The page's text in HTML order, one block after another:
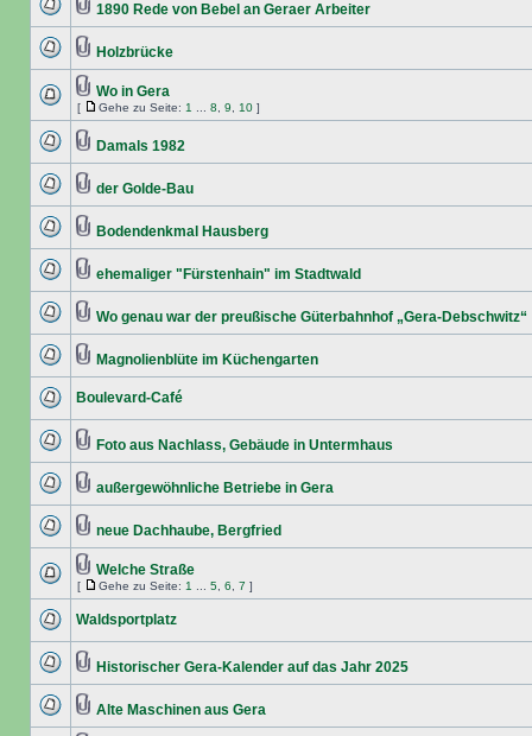
1890 Rede von Bebel an Geraer Arbeiter
Holzbrücke
Wo in Gera
[ Gehe zu Seite: 1 8 9 10 ]
Damals 1982
der Golde-Bau
Bodendenkmal Hausberg
ehemaliger "Fürstenhain" im Stadtwald
Wo genau war der preußische Güterbahnhof „Gera-Debschwitz“
Magnolienblüte im Küchengarten
Boulevard-Café
Foto aus Nachlass, Gebäude in Untermhaus
außergewöhnliche Betriebe in Gera
neue Dachhaube, Bergfried
Welche Straße
[ Gehe zu Seite: 1 5 6 7 ]
Waldsportplatz
Historischer Gera-Kalender auf das Jahr 2025
Alte Maschinen aus Gera